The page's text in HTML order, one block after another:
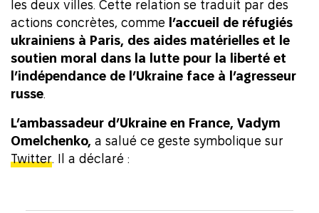
les deux villes. Cette relation se traduit par des
actions concrètes, comme l’accueil de réfugiés
ukrainiens à Paris, des aides matérielles et le
soutien moral dans la lutte pour la liberté et
l’indépendance de l’Ukraine face à l’agresseur
russe
L’ambassadeur d’Ukraine en France, Vadym
Omelchenko, a salué ce geste symbolique sur
Twitter . Il a déclaré :